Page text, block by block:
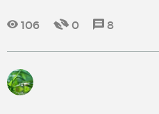
106 0 8